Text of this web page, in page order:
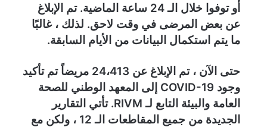
l
e
أو توفوا خلال الـ 24 ساعة الماضية. تم الإبلاغ
عن بعض المرضى في وقت لاحق. لذلك ، غالبًا
ما يتم استكمال البيانات من الأيام السابقة.
حتى الآن ، تم الإبلاغ عن 24،413 مريضاً تم تأكيد
وجود COVID-19 إلى المعهد الوطني للصحة
العامة والبيئة التابع لـ RIVM. تأتي التقارير
الجديدة من جميع المقاطعات الـ 12 ، ولكن مع